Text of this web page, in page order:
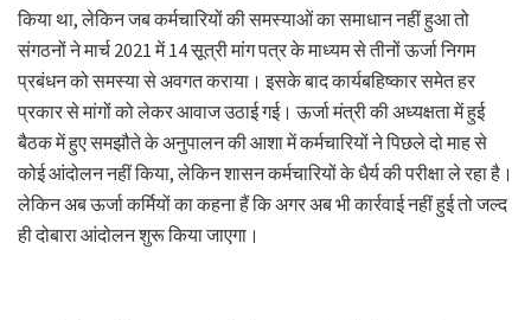
किया था, लेकिन जब कर्मचारियों की समस्याओं का समाधान नहीं हुआ तो
संगठनों ने मार्च 2021 में 14 सूत्री मांग पत्र के माध्यम से तीनों ऊर्जा निगम
प्रबंधन को समस्या से अवगत कराया। इसके बाद कार्यबहिष्कार समेत हर
प्रकार से मांगों को लेकर आवाज उठाई गई। ऊर्जा मंत्री की अध्यक्षता में हुई
बैठक में हुए समझौते के अनुपालन की आशा में कर्मचारियों ने पिछले दो माह से
कोई आंदोलन नहीं किया, लेकिन शासन कर्मचारियों के धैर्य की परीक्षा ले रहा है।
लेकिन अब ऊर्जा कर्मियों का कहना हैं कि अगर अब भी कार्रवाई नहीं हुई तो जल्द
ही दोबारा आंदोलन शुरू किया जाएगा।